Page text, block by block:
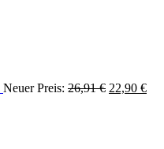
Neuer Preis: 26,91€ 22,90 €